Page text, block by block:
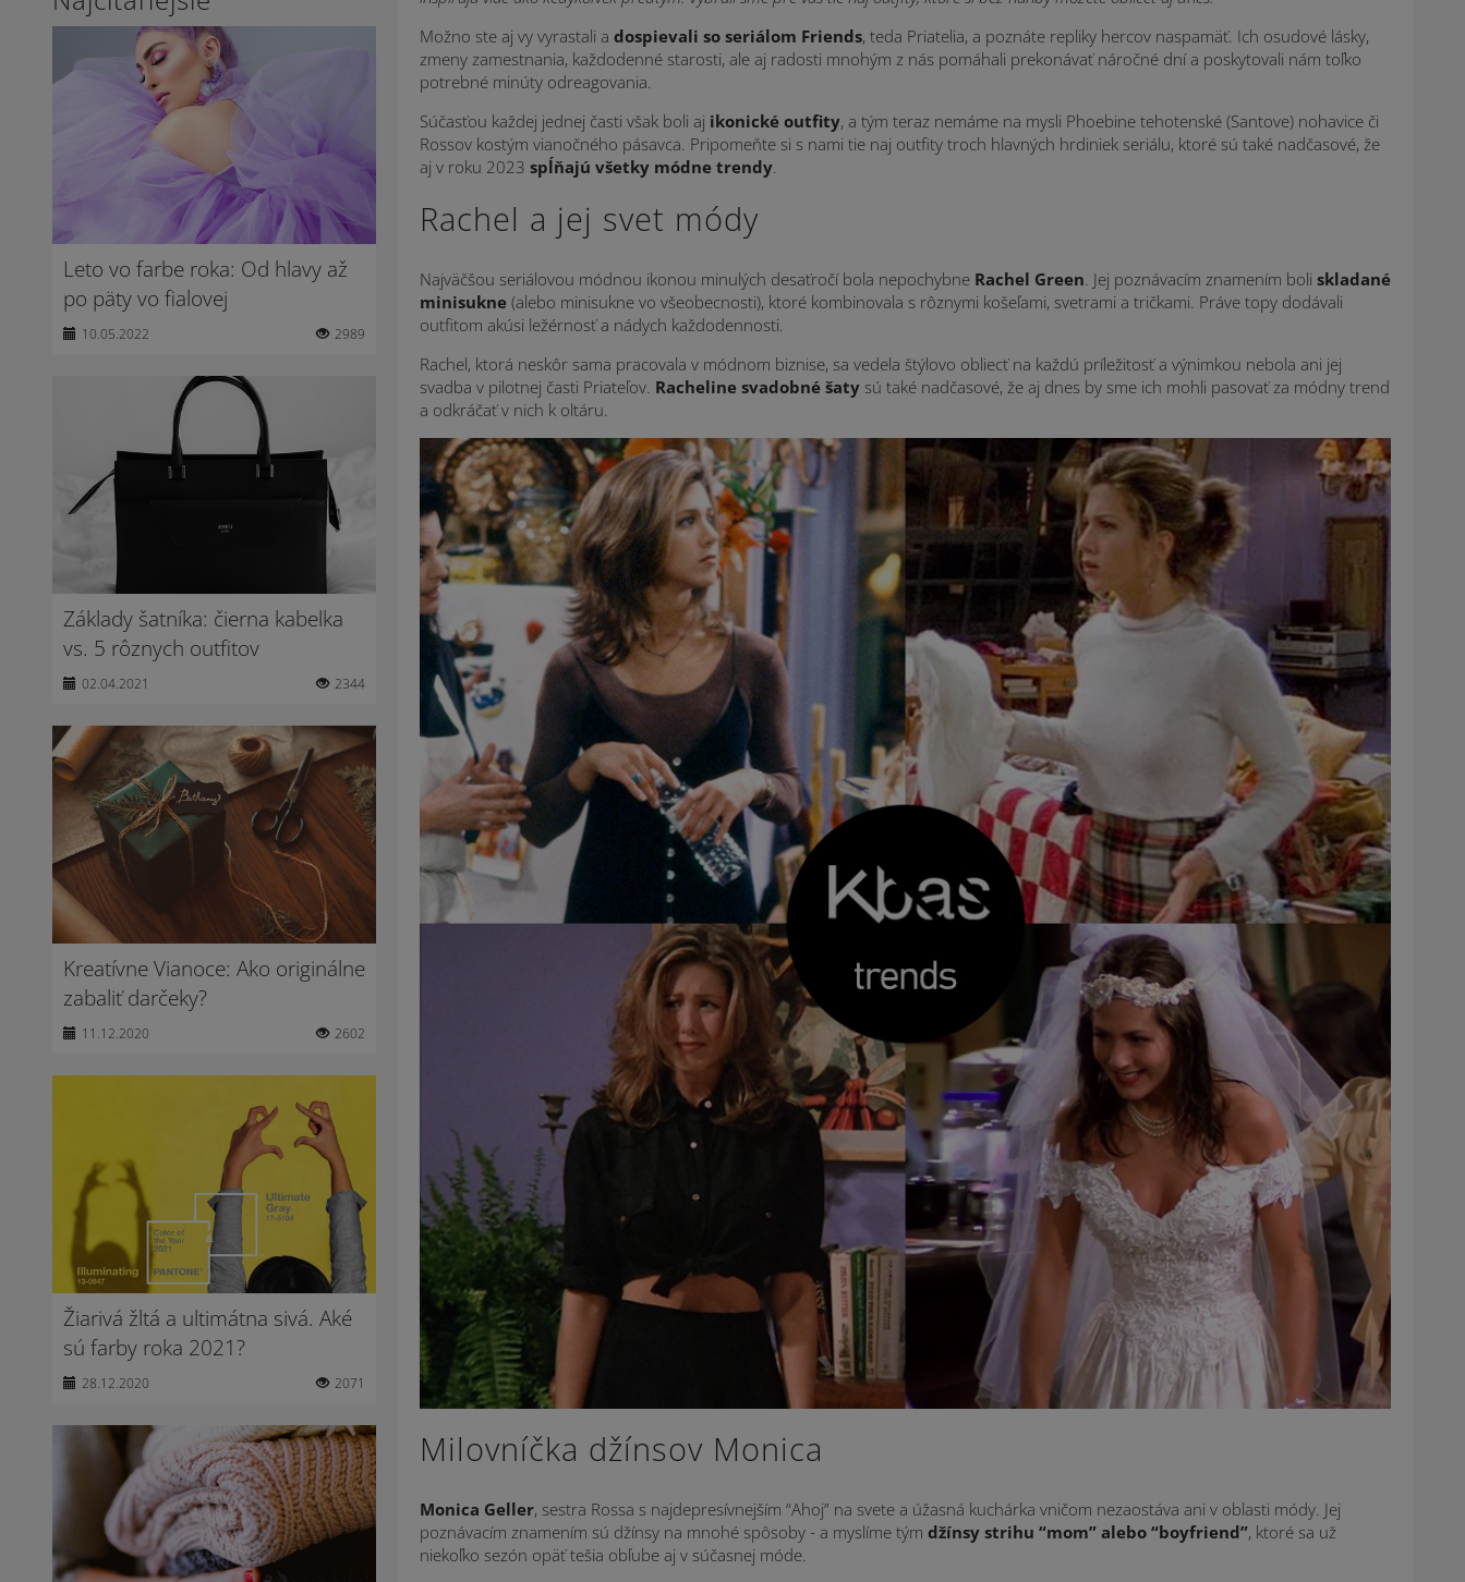
Leto vo farbe roka: Od hlavy až
po päty vo fialovej
10.05.2022 2989
Základy šatníka: čierna kabelka
vs. 5 rôznych outfitov
02.04.2021 2344
Kreatívne Vianoce: Ako originálne
zabaliť darčeky?
11.12.2020 2602
Žiarivá žltá a ultimátna sivá. Aké
sú farby roka 2021?
28.12.2020 2071
Možno ste aj vy vyrastali a dospievali so seriálom Friends, teda Priatelia, a poznáte repliky hercov naspamäť. Ich osudové lásky,
zmeny zamestnania, každodenné starosti, ale aj radosti mnohým z nás pomáhali prekonávať náročné dní a poskytovali nám toľko
potrebné minúty odreagovania.
Súčasťou každej jednej časti však boli aj ikonické outfity, a tým teraz nemáme na mysli Phoebine tehotenské (Santove) nohavice či
Rossov kostým vianočného pásavca. Pripomeňte si s nami tie naj outfity troch hlavných hrdiniek seriálu, ktoré sú také nadčasové, že
aj v roku 2023 spĺňajú všetky módne trendy.
Rachel a jej svet módy
Najväčšou seriálovou módnou ikonou minulých desaťročí bola nepochybne Rachel Green. Jej poznávacím znamením boli skladané
minisukne (alebo minisukne vo všeobecnosti), ktoré kombinovala s rôznymi košeľami, svetrami a tričkami. Práve topy dodávali
outfitom akúsi ležérnosť a nádych každodennosti.
Rachel, ktorá neskôr sama pracovala v módnom biznise, sa vedela štýlovo obliecť na každú príležitosť a výnimkou nebola ani jej
svadba v pilotnej časti Priateľov. Racheline svadobné šaty sú také nadčasové, že aj dnes by sme ich mohli pasovať za módny trend
a odkráčať v nich k oltáru.
Milovníčka džínsov Monica
Monica Geller, sestra Rossa s najdepresívnejším “Ahoj” na svete a úžasná kuchárka vničom nezaostáva ani v oblasti módy. Jej
poznávacím znamením sú džínsy na mnohé spôsoby - a myslíme tým džínsy strihu “mom” alebo “boyfriend”, ktoré sa už
niekoľko sezón opäť tešia obľube aj v súčasnej móde.